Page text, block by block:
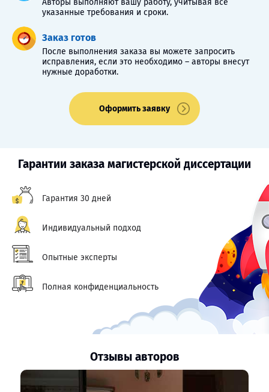
Авторы выполняют вашу работу, учитывая все
указанные требования и сроки.
Заказ готов
После выполнения заказа вы можете запросить
исправления, если это необходимо – авторы внесут
нужные доработки.
Оформить заявку
Гарантии заказа магистерской диссертации
Гарантия 30 дней
Индивидуальный подход
Опытные эксперты
Полная конфиденциальность
Отзывы авторов